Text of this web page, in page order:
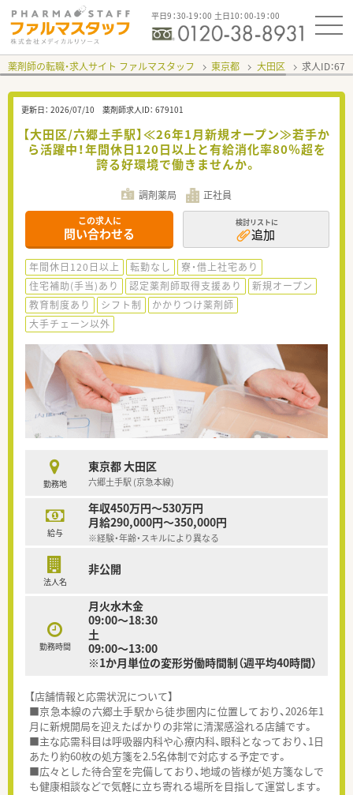
平日9：30-19：00 土日10：00-19：00
薬剤師の転職・求人サイト ファルマスタッフ 東京都 大田区 求人ID：
更新日： 2026/07/10 薬剤師求人ID： 679101
【大田区/六郷土手駅】≪26年1月新規オープン≫若手か
ら活躍中！年間休日120日以上と有給消化率80％超を
誇る好環境で働きませんか。
調剤薬局 正社員
この求人に
問い合わせる
検討リストに
追加
年間休日120日以上 転勤なし
寮・借上社宅あり
住宅補助(手当)あり
認定薬剤師取得支援あり
新規オープン
教育制度あり
シフト制
かかりつけ薬剤師
大手チェーン以外
勤務地
東京都 大田区
六郷土手駅 (京急本線)
給与
年収450万円～530万円
月給290,000円～350,000円
※経験・年齢・スキルにより異なる
法人名
非公開
勤務時間
月火水木金
09:00～18:30
土
09:00～13:00
※1か月単位の変形労働時間制（週平均40時間）
【店舗情報と応需状況について】
■京急本線の六郷土手駅から徒歩圏内に位置しており、2026年1
月に新規開局を迎えたばかりの非常に清潔感溢れる店舗です。
■主な応需科目は呼吸器内科や心療内科、眼科となっており、1日
あたり約60枚の処方箋を2.5名体制で対応する予定です。
■広々とした待合室を完備しており、地域の皆様が処方箋なしで
も健康相談などで気軽に立ち寄れる場所を目指して運営します。